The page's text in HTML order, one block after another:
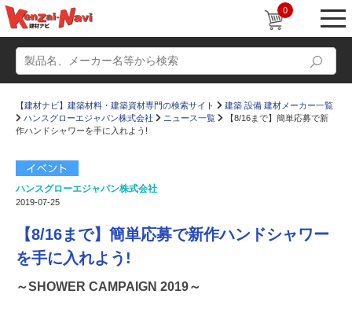
0
動画
かたなび コラム
すまいリング
Q＆A
【建材ナビ】建築材料・建築資材専門の検索サイト
建築 設備 建材メーカー一覧
ハンスグローエジャパン株式会社
ニュース一覧
【8/16まで】簡単応募で新
作ハンドシャワーを手に入れよう!
ハンスグローエジャパン株式会社
2019-07-25
【8/16まで】簡単応募で新作ハンドシャワー
を手に入れよう!
～SHOWER CAMPAIGN 2019～